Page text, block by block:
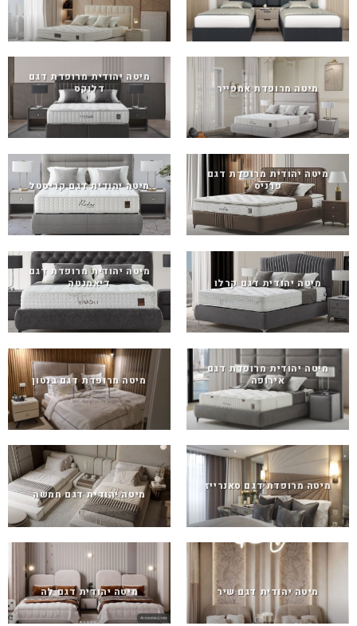
מיטה מרופדת אמפייר
מיטה יהודית מרופדת דגם
דלוקס
מיטה יהודית מרופדת דגם
פרניס
מיטה יהודית דגם קריסטל
מיטה יהודית דגם קרלו
מיטה יהודית מרופדת דגם
דיאמנטה
מיטה יהודית מרופדת דגם
אירופה
מיטה מרופדת דגם בנטון
מיטה מרופדת דגם סאנרייז
מיטה יהודית דגם חמשה
מיטה יהודית דגם שיר מיטה יהודית דגם לה